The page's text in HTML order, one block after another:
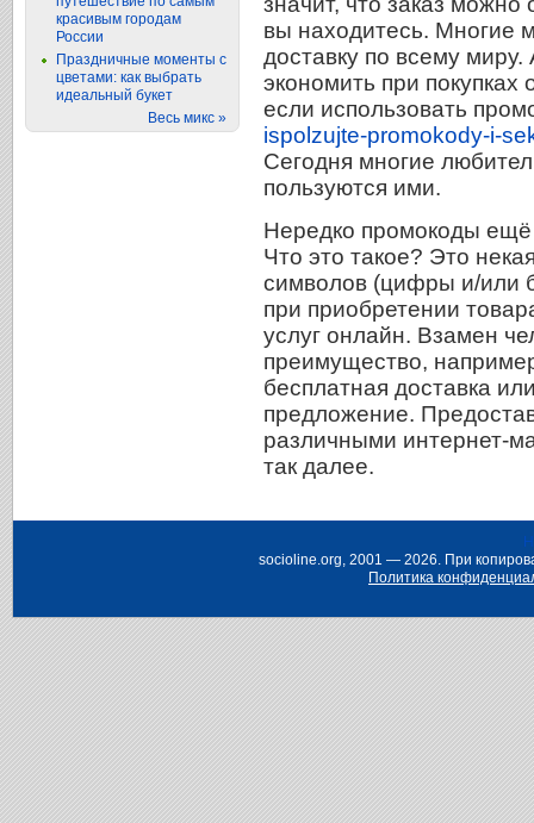
вы находитесь. Многие
доставку по всему
экономить при
если использовать
ispolzujte-promokody-i-
Сегодня многие
пользуются ими.
Нередко промокоды
Что это такое? Это
символов (цифры и/или
при приобретении
услуг онлайн. Взамен
преимущество,
бесплатная доставка
предложение.
различными интернет-
так далее.
красивым городам
России
Праздничные моменты с
цветами: как выбрать
идеальный букет
Весь микс »
socioline.org, 2001 — 2026. При
Политика